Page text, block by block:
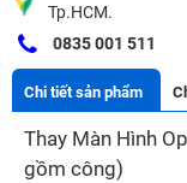
Tp.HCM.
0835 001 511
Chi tiết sản phẩm
Thay Màn Hình
gồm công)